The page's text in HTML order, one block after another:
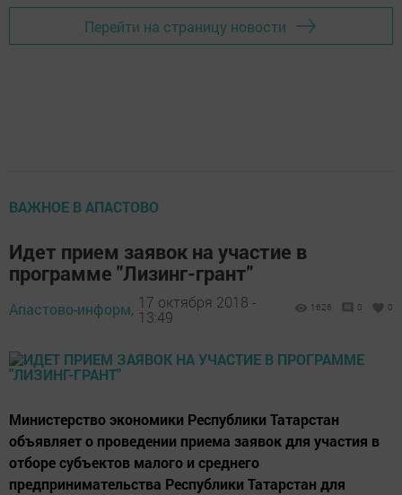
Перейти на страницу новости
ВАЖНОЕ В АПАСТОВО
Идет прием заявок на участие в
программе "Лизинг-грант"
Апастово-информ, 17 октября 2018 -
13:49
1626 0 0
Министерство экономики Республики Татарстан
объявляет о проведении приема заявок для участия в
отборе субъектов малого и среднего
предпринимательства Республики Татарстан для